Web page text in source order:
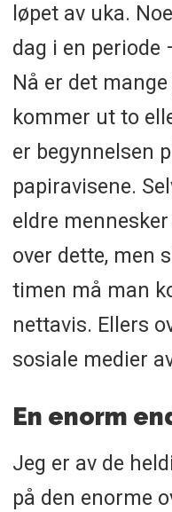
løpet av uka.
dag i en periode
Nå er det
kommer ut to
er begynnelsen
papiravisene.
eldre
over dette, men
timen må man
nettavis. Ellers
sosiale medier
En enorm
Jeg er av de
på den enorme